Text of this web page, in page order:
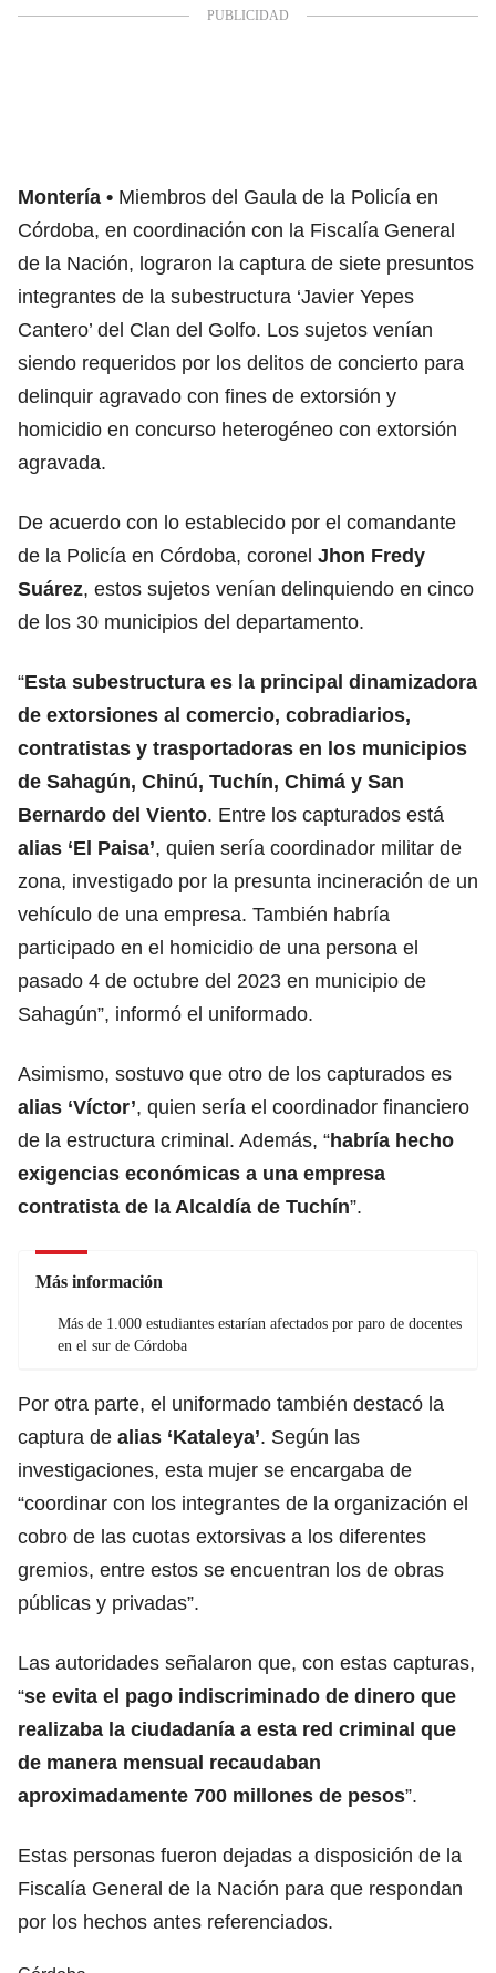
Montería
Miembros del Gaula de la Policía en
Córdoba, en coordinación con la Fiscalía General
de la Nación, lograron la captura de siete presuntos
integrantes de la subestructura ‘Javier Yepes
Cantero’ del Clan del Golfo. Los sujetos venían
siendo requeridos por los delitos de concierto para
delinquir agravado con fines de extorsión y
homicidio en concurso heterogéneo con extorsión
agravada.
De acuerdo con lo establecido por el comandante
de la Policía en Córdoba, coronel Jhon Fredy
Suárez, estos sujetos venían delinquiendo en cinco
de los 30 municipios del departamento.
“Esta subestructura es la principal dinamizadora
de extorsiones al comercio, cobradiarios,
contratistas y trasportadoras en los municipios
de Sahagún, Chinú, Tuchín, Chimá y San
Bernardo del Viento. Entre los capturados está
alias ‘El Paisa’, quien sería coordinador militar de
zona, investigado por la presunta incineración de un
vehículo de una empresa. También habría
participado en el homicidio de una persona el
pasado 4 de octubre del 2023 en municipio de
Sahagún”, informó el uniformado.
Asimismo, sostuvo que otro de los capturados es
alias ‘Víctor’, quien sería el coordinador financiero
de la estructura criminal. Además, “habría hecho
exigencias económicas a una empresa
contratista de la Alcaldía de Tuchín”.
Más información
Más de 1.000 estudiantes estarían afectados por paro de docentes
en el sur de Córdoba
Por otra parte, el uniformado también destacó la
captura de alias ‘Kataleya’. Según las
investigaciones, esta mujer se encargaba de
“coordinar con los integrantes de la organización el
cobro de las cuotas extorsivas a los diferentes
gremios, entre estos se encuentran los de obras
públicas y privadas”.
Las autoridades señalaron que, con estas capturas,
“se evita el pago indiscriminado de dinero que
realizaba la ciudadanía a esta red criminal que
de manera mensual recaudaban
aproximadamente 700 millones de pesos”.
Estas personas fueron dejadas a disposición de la
Fiscalía General de la Nación para que respondan
por los hechos antes referenciados.